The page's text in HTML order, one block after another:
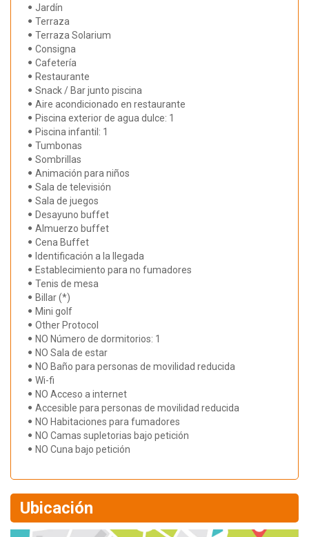
Jardín
Terraza
Terraza Solarium
Consigna
Cafetería
Restaurante
Snack / Bar junto piscina
Aire acondicionado en restaurante
Piscina exterior de agua dulce: 1
Piscina infantil: 1
Tumbonas
Sombrillas
Animación para niños
Sala de televisión
Sala de juegos
Desayuno buffet
Almuerzo buffet
Cena Buffet
Identificación a la llegada
Establecimiento para no fumadores
Tenis de mesa
Billar (*)
Mini golf
Other Protocol
NO Número de dormitorios: 1
NO Sala de estar
NO Baño para personas de movilidad reducida
Wi-fi
NO Acceso a internet
Accesible para personas de movilidad reducida
NO Habitaciones para fumadores
NO Camas supletorias bajo petición
NO Cuna bajo petición
Ubicación